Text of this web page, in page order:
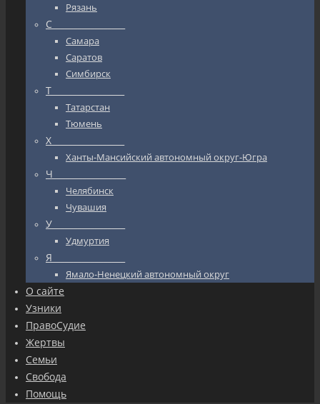
Рязань
С_________________
Самара
Саратов
Симбирск
Т_________________
Татарстан
Тюмень
Х_________________
Ханты-Мансийский автономный округ-Югра
Ч_________________
Челябинск
Чувашия
У_________________
Удмуртия
Я_________________
Ямало-Ненецкий автономный округ
О сайте
Узники
ПравоСудие
Жертвы
Семьи
Свобода
Помощь